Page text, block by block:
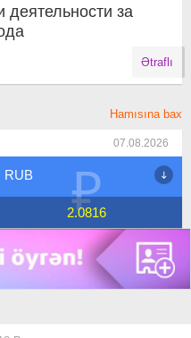
деятельности за
Ətraflı
Hamısına bax
07.08.2026
$
USD
1.7